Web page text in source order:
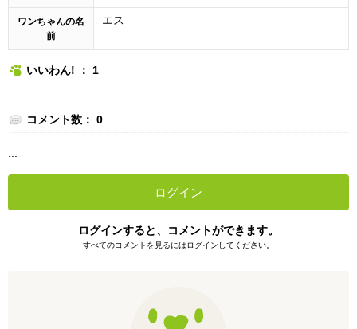
ワンちゃんの名
前
エス
いいわん! ： 1
コメント数： 0
ログイン
ログインすると、コメントができます。
すべてのコメントを見るにはログインしてください。